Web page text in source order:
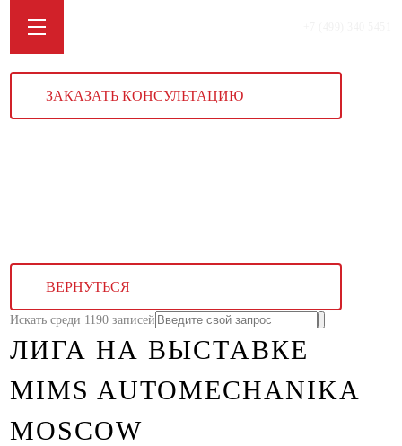
ЗАКАЗАТЬ КОНСУЛЬТАЦИЮ
ВЕРНУТЬСЯ
Искать среди 1190 записей
ЛИГА НА ВЫСТАВКЕ
MIMS AUTOMECHANIKA
MOSCOW